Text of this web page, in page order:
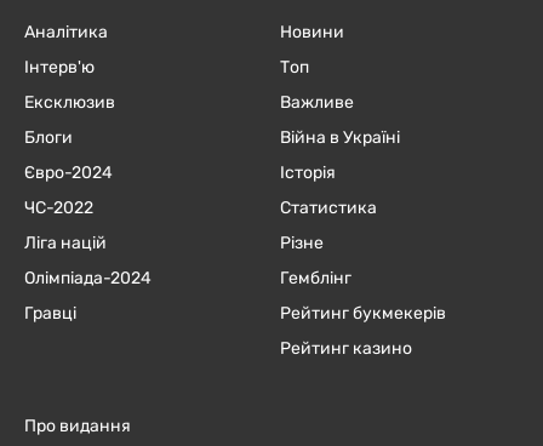
Аналітика
Інтерв'ю
Ексклюзив
Блоги
Євро-2024
ЧC-2022
Ліга націй
Олімпіада-2024
Гравці
Новини
Топ
Важливе
Війна в Україні
Історія
Статистика
Різне
Гемблінг
Рейтинг букмекерів
Рейтинг казино
Про видання